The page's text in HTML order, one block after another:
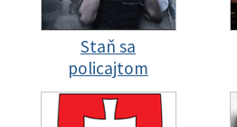
Staň sa
policajtom